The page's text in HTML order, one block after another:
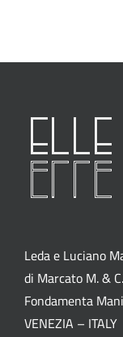
Leda e Luciano
di Marcato M. & C.
Fondamenta
VENEZIA – ITALY